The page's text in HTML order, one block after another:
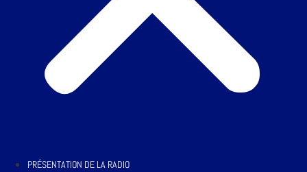
PRÉSENTATION DE LA RADIO